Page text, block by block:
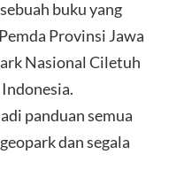
buku yang
Provinsi Jawa
Nasional Ciletuh
panduan semua
dan segala